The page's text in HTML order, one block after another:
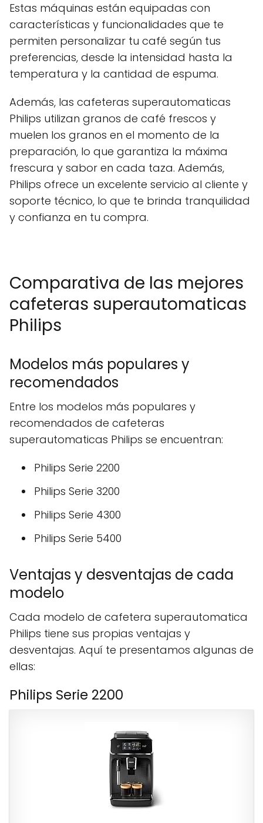
Estas máquinas están equipadas con
características y funcionalidades que te
permiten personalizar tu café según tus
preferencias, desde la intensidad hasta la
temperatura y la cantidad de espuma.
Además, las cafeteras superautomaticas
Philips utilizan granos de café frescos y
muelen los granos en el momento de la
preparación, lo que garantiza la máxima
frescura y sabor en cada taza. Además,
Philips ofrece un excelente servicio al cliente y
soporte técnico, lo que te brinda tranquilidad
y confianza en tu compra.
Comparativa de las mejores
cafeteras superautomaticas
Philips
Modelos más populares y
recomendados
Entre los modelos más populares y
recomendados de cafeteras
superautomaticas Philips se encuentran:
Philips Serie 2200
Philips Serie 3200
Philips Serie 4300
Philips Serie 5400
Ventajas y desventajas de cada
modelo
Cada modelo de cafetera superautomatica
Philips tiene sus propias ventajas y
desventajas. Aquí te presentamos algunas de
ellas:
Philips Serie 2200